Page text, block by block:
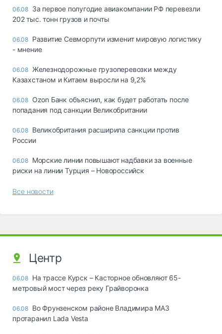
06.08 За первое полугодие авиакомпании РФ перевезли
202 тыс. тонн грузов и почты
06.08 Развитие Севморпути изменит мировую логистику
- мнение
06.08 Железнодорожные грузоперевозки между
Казахстаном и Китаем выросли на 9,2%
06.08 Ozon Банк объяснил, как будет работать после
попадания под санкции Великобритании
06.08 Великобритания расширила санкции против
России
06.08 Морские линии повышают надбавки за военные
риски на линии Турция – Новороссийск
Все новости
Центр
06.08 На трассе Курск – Касторное обновляют 65-
метровый мост через реку Грайворонка
06.08 Во Фрунзенском районе Владимира МАЗ
протаранил Lada Vesta